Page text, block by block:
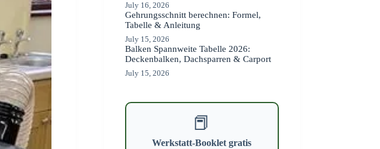
July 16, 2026
Gehrungsschnitt berechnen: Formel,
Tabelle & Anleitung
July 15, 2026
Balken Spannweite Tabelle 2026:
Deckenbalken, Dachsparren & Carport
July 15, 2026
📕
Werkstatt-Booklet gratis